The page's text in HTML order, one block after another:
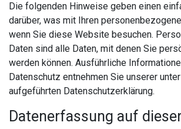
Die folgenden Hinweise geben einen
darüber, was mit Ihren
wenn Sie diese Website besuchen.
Daten sind alle Daten, mit denen Sie
werden können. Ausführliche
Datenschutz entnehmen Sie unserer
aufgeführten Datenschutzerklärung.
Datenerfassung auf